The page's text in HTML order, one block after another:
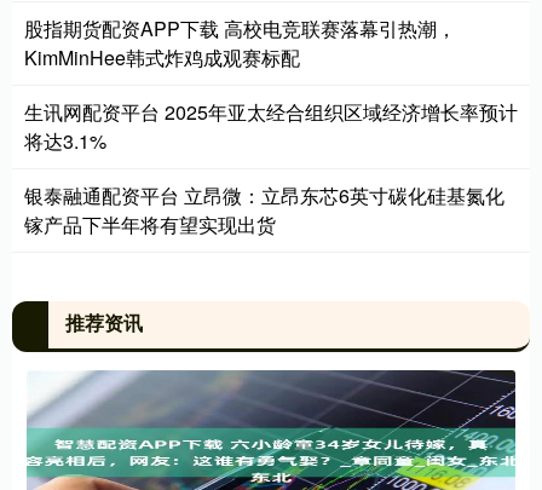
股指期货配资APP下载 高校电竞联赛落幕引热潮，
KimMinHee韩式炸鸡成观赛标配
生讯网配资平台 2025年亚太经合组织区域经济增长率预计
将达3.1%
银泰融通配资平台 立昂微：立昂东芯6英寸碳化硅基氮化
镓产品下半年将有望实现出货
推荐资讯